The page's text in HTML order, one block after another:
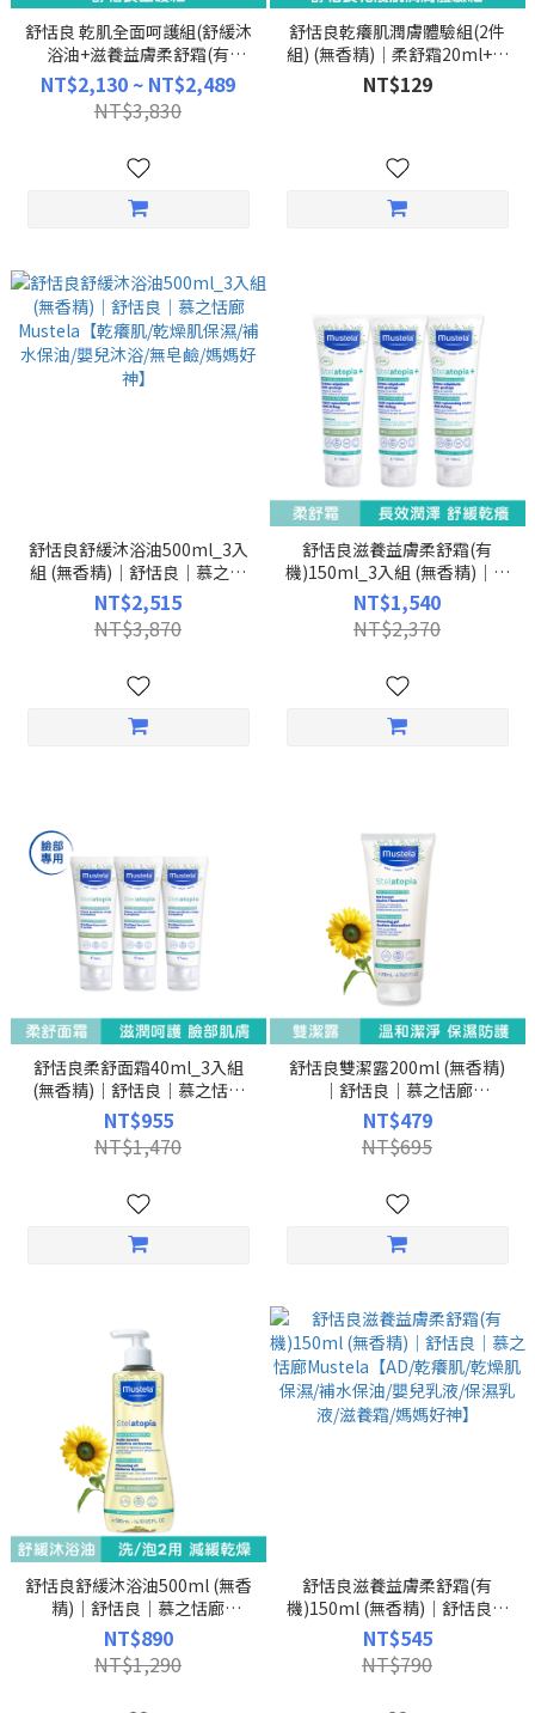
舒恬良 乾肌全面呵護組(舒緩沐
浴油+滋養益膚柔舒霜(有
機)150ml/300ml任選+柔舒面
霜+修護霜) (無香精)｜舒恬良｜
慕之恬廊Mustela【乾癢肌/嬰
媽媽好神/張棋惠推薦】
NT$2,130 ~ NT$2,489
NT$3,830
舒恬良乾癢肌潤膚體驗組(2件
組) (無香精)｜柔舒霜20ml+柔
舒面霜3ml｜舒恬良｜慕之恬廊
Mustela【AD/問題肌/旅行組/
NT$129
舒恬良舒緩沐浴油500ml_3入
組 (無香精)｜舒恬良｜慕之恬
廊Mustela【乾癢肌/乾燥肌保
濕/補水保油/嬰兒沐浴/無皂鹼/
媽媽好神】
NT$2,515
NT$3,870
舒恬良滋養益膚柔舒霜(有
機)150ml_3入組 (無香精)｜舒
恬良｜慕之恬廊Mustela【乾癢
肌/乾燥肌保濕/補水保油/嬰兒
乳液/保濕乳液/滋養霜/媽媽好
NT$1,540
NT$2,370
舒恬良柔舒面霜40ml_3入組
(無香精)｜舒恬良｜慕之恬廊
Mustela【乾癢肌/嬰兒面霜/寶
寶臉部乳液/寶寶臉部乾燥】
NT$955
NT$1,470
舒恬良雙潔露200ml (無香精)
｜舒恬良｜慕之恬廊
Mustela【乾癢肌/AD/嬰兒洗
沐/嬰幼兒洗臉洗身體一瓶搞定/
媽媽好神/張棋惠推薦】
NT$479
NT$695
舒恬良舒緩沐浴油500ml (無香
精)｜舒恬良｜慕之恬廊
Mustela【乾癢肌/AD/乾燥肌保
濕/補水保油/嬰兒沐浴/無皂鹼/
媽媽好神】
NT$890
NT$1,290
舒恬良滋養益膚柔舒霜(有
機)150ml (無香精)｜舒恬良｜
慕之恬廊Mustela【AD/乾癢肌/
乾燥肌保濕/補水保油/嬰兒乳
液/保濕乳液/滋養霜/媽媽好
NT$545
NT$790